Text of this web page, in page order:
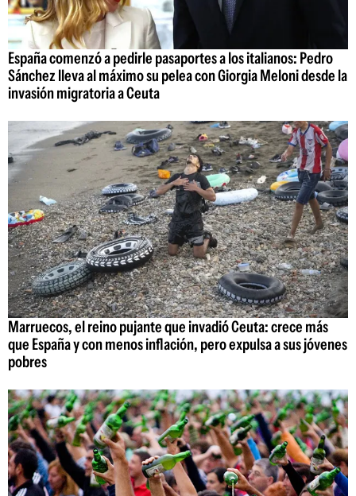
España comenzó a pedirle pasaportes a los italianos: Pedro
Sánchez lleva al máximo su pelea con Giorgia Meloni desde la
invasión migratoria a Ceuta
Marruecos, el reino pujante que invadió Ceuta: crece más
que España y con menos inflación, pero expulsa a sus jóvenes
pobres